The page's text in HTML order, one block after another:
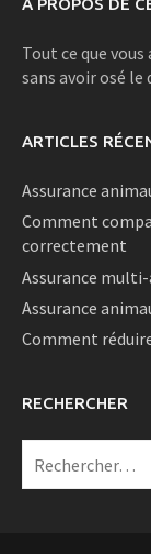
À PROPOS DE
Tout ce que
sans avoir osé le
ARTICLES
Assurance
Comment
correctement
Assurance
Assurance
Comment
RECHERCHER